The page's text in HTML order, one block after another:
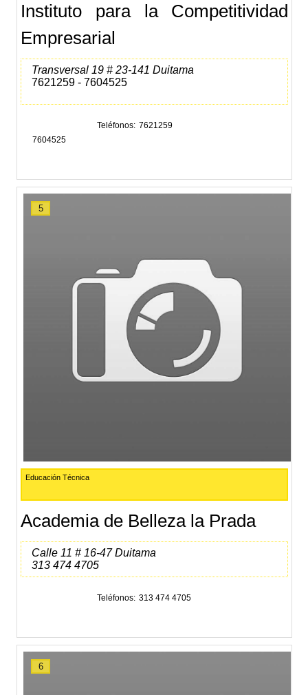
Instituto para la Competitividad
Empresarial
Transversal 19 # 23-141 Duitama
7621259 - 7604525
Teléfonos
7621259
7604525
5
Educación Técnica
Academia de Belleza la Prada
Calle 11 # 16-47 Duitama
313 474 4705
Teléfonos 313 474 4705
6